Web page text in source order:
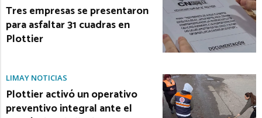
Tres empresas se presentaron
para asfaltar 31 cuadras en
Plottier
LIMAY NOTICIAS
Plottier activó un operativo
preventivo integral ante el